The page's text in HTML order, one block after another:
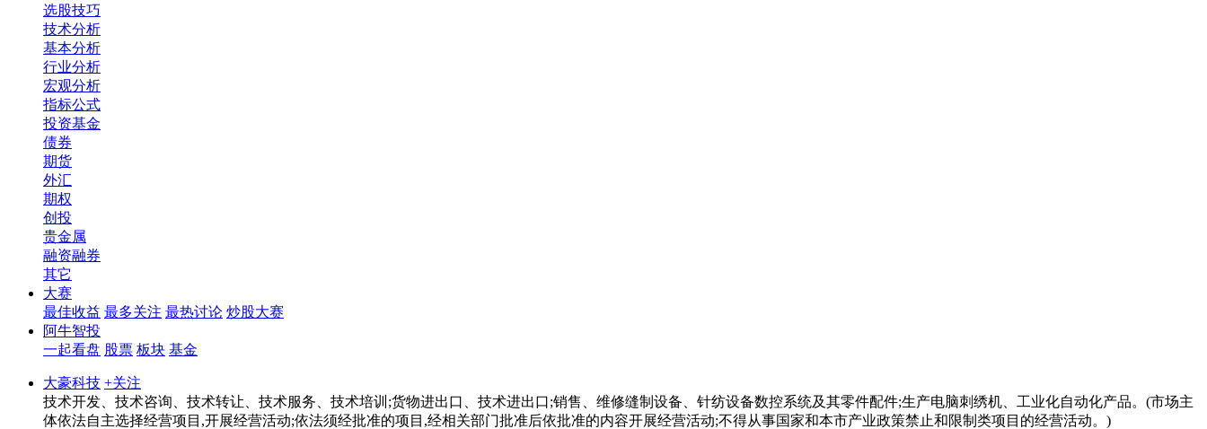
选股技巧
技术分析
基本分析
行业分析
宏观分析
指标公式
投资基金
债券
期货
外汇
期权
创投
贵金属
融资融券
其它
大赛
最佳收益 最多关注 最热讨论 炒股大赛
阿牛智投
一起看盘 股票 板块 基金
大豪科技 +关注
技术开发、技术咨询、技术转让、技术服务、技术培训;货物进出口、技术进出口;销售、维修缝制设备、针纺设备数控系统及其零件配件;生产电脑刺绣机、工业化自动化产品。(市场主
体依法自主选择经营项目,开展经营活动;依法须经批准的项目,经相关部门批准后依批准的内容开展经营活动;不得从事国家和本市产业政策禁止和限制类项目的经营活动。)